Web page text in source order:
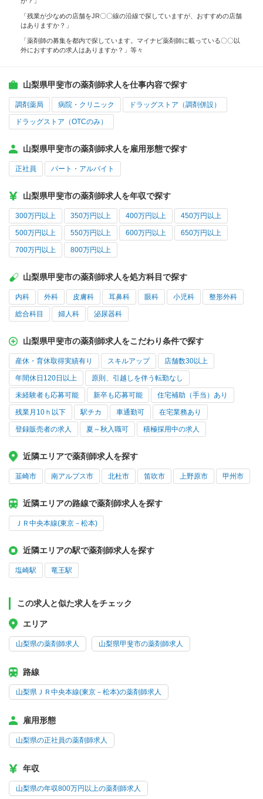
「残業が少なめの店舗をJR〇〇線の沿線で探していますが、おすすめの店舗
はありますか？」
「薬剤師の募集を都内で探しています。マイナビ薬剤師に載っている〇〇以
外におすすめの求人はありますか？」等々
山梨県甲斐市の薬剤師求人を仕事内容で探す
調剤薬局 病院・クリニック ドラッグストア（調剤併設）
ドラッグストア（OTCのみ）
山梨県甲斐市の薬剤師求人を雇用形態で探す
正社員 パート・アルバイト
山梨県甲斐市の薬剤師求人を年収で探す
300万円以上 350万円以上 400万円以上 450万円以上
500万円以上 550万円以上 600万円以上 650万円以上
700万円以上 800万円以上
山梨県甲斐市の薬剤師求人を処方科目で探す
内科 外科 皮膚科 耳鼻科 眼科 小児科 整形外科
総合科目 婦人科 泌尿器科
山梨県甲斐市の薬剤師求人をこだわり条件で探す
産休・育休取得実績有り スキルアップ 店舗数30以上
年間休日120日以上 原則、引越しを伴う転勤なし
未経験者も応募可能 新卒も応募可能 住宅補助（手当）あり
残業月10ｈ以下 駅チカ 車通勤可 在宅業務あり
登録販売者の求人 夏～秋入職可 積極採用中の求人
近隣エリアで薬剤師求人を探す
韮崎市 南アルプス市 北杜市 笛吹市 上野原市 甲州市
近隣エリアの路線で薬剤師求人を探す
ＪＲ中央本線(東京－松本)
近隣エリアの駅で薬剤師求人を探す
塩崎駅 竜王駅
この求人と似た求人をチェック
エリア
山梨県の薬剤師求人 山梨県甲斐市の薬剤師求人
路線
山梨県ＪＲ中央本線(東京－松本)の薬剤師求人
雇用形態
山梨県の正社員の薬剤師求人
年収
山梨県の年収800万円以上の薬剤師求人